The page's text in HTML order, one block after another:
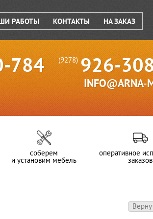
РАБОТЫ КОНТАКТЫ НА ЗАКАЗ
784 (9278) 926-
INFO@ARNA-
соберем
и установим мебель
оперативное
заказов